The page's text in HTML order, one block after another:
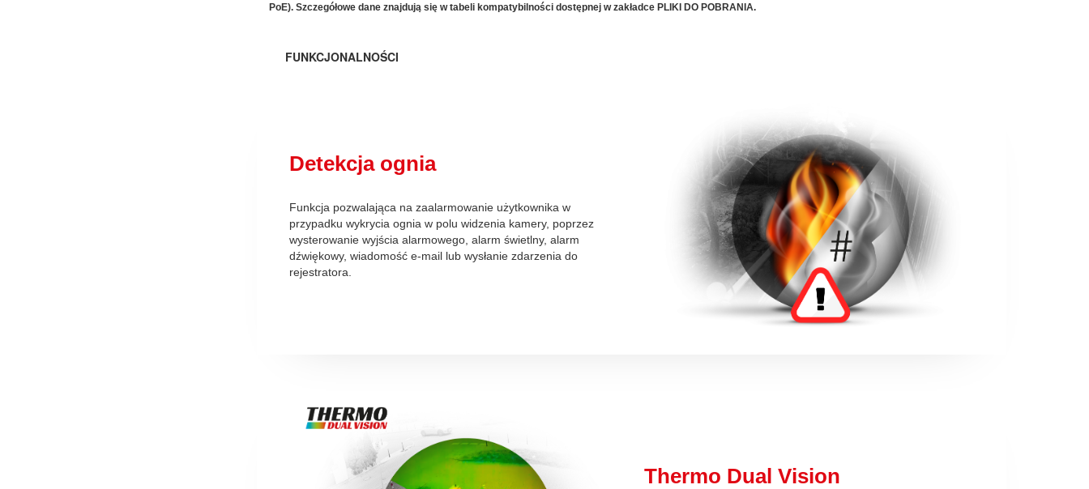
PoE). Szczegółowe dane znajdują się w tabeli kompatybilności dostępnej w zakładce PLIKI DO POBRANIA.
FUNKCJONALNOŚCI
Detekcja ognia
Funkcja pozwalająca na zaalarmowanie użytkownika w
przypadku wykrycia ognia w polu widzenia kamery, poprzez
wysterowanie wyjścia alarmowego, alarm świetlny, alarm
dźwiękowy, wiadomość e-mail lub wysłanie zdarzenia do
rejestratora.
Thermo Dual Vision